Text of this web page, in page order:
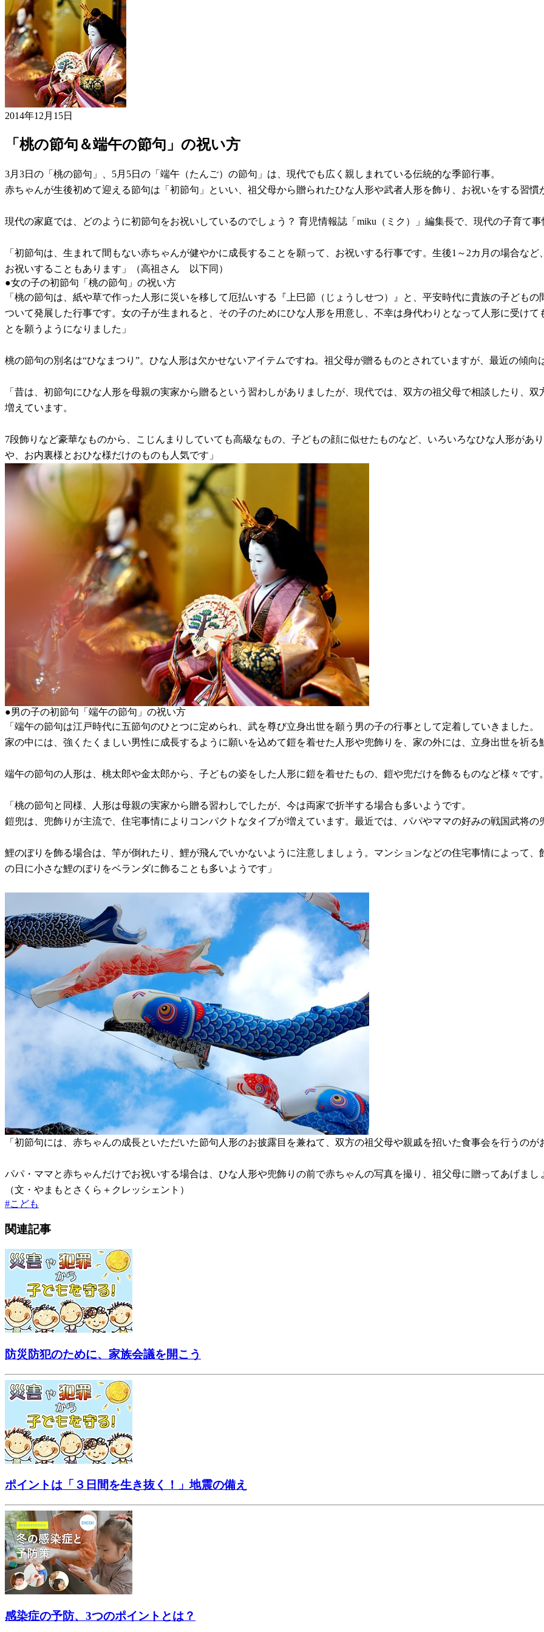
2014年12月15日
「桃の節句＆端午の節句」の祝い方
3月3日の「桃の節句」、5月5日の「端午（たんご）の節句」は、現代でも広く親しまれている伝統的な季節行事。
赤ちゃんが生後初めて迎える節句は「初節句」といい、祖父母から贈られたひな人形や武者人形を飾り、お祝いをする習慣
現代の家庭では、どのように初節句をお祝いしているのでしょう？ 育児情報誌「miku（ミク）」編集長で、現代の子育て事
「初節句は、生まれて間もない赤ちゃんが健やかに成長することを願って、お祝いする行事です。生後1～2カ月の場合な
お祝いすることもあります」（高祖さん 以下同）
●女の子の初節句「桃の節句」の祝い方
「桃の節句は、紙や草で作った人形に災いを移して厄払いする『上巳節（じょうしせつ）』と、平安時代に貴族の子ども
ついて発展した行事です。女の子が生まれると、その子のためにひな人形を用意し、不幸は身代わりとなって人形に受け
とを願うようになりました」
桃の節句の別名は“ひなまつり”。ひな人形は欠かせないアイテムですね。祖父母が贈るものとされていますが、最近の傾向
「昔は、初節句にひな人形を母親の実家から贈るという習わしがありましたが、現代では、双方の祖父母で相談したり、
増えています。
7段飾りなど豪華なものから、こじんまりしていても高級なもの、子どもの顔に似せたものなど、いろいろなひな人形があ
や、お内裏様とおひな様だけのものも人気です」
●男の子の初節句「端午の節句」の祝い方
「端午の節句は江戸時代に五節句のひとつに定められ、武を尊び立身出世を願う男の子の行事として定着していきました。
家の中には、強くたくましい男性に成長するように願いを込めて鎧を着せた人形や兜飾りを、家の外には、立身出世を祈る
端午の節句の人形は、桃太郎や金太郎から、子どもの姿をした人形に鎧を着せたもの、鎧や兜だけを飾るものなど様々です。
「桃の節句と同様、人形は母親の実家から贈る習わしでしたが、今は両家で折半する場合も多いようです。
鎧兜は、兜飾りが主流で、住宅事情によりコンパクトなタイプが増えています。最近では、パパやママの好みの戦国武将の
鯉のぼりを飾る場合は、竿が倒れたり、鯉が飛んでいかないように注意しましょう。マンションなどの住宅事情によって
の日に小さな鯉のぼりをベランダに飾ることも多いようです」
「初節句には、赤ちゃんの成長といただいた節句人形のお披露目を兼ねて、双方の祖父母や親戚を招いた食事会を行うのが
パパ・ママと赤ちゃんだけでお祝いする場合は、ひな人形や兜飾りの前で赤ちゃんの写真を撮り、祖父母に贈ってあげまし
（文・やまもとさくら＋クレッシェント）
#こども
関連記事
防災防犯のために、家族会議を開こう
ポイントは「３日間を生き抜く！」地震の備え
感染症の予防、3つのポイントとは？